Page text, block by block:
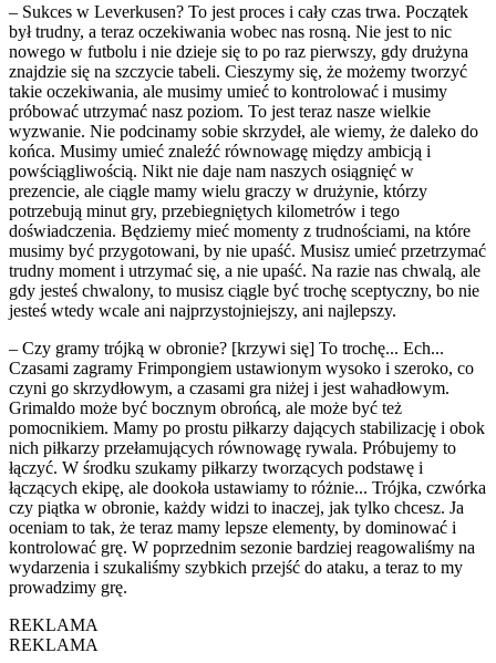
– Sukces w Leverkusen? To jest proces i cały czas trwa. Początek
był trudny, a teraz oczekiwania wobec nas rosną. Nie jest to nic
nowego w futbolu i nie dzieje się to po raz pierwszy, gdy drużyna
znajdzie się na szczycie tabeli. Cieszymy się, że możemy tworzyć
takie oczekiwania, ale musimy umieć to kontrolować i musimy
próbować utrzymać nasz poziom. To jest teraz nasze wielkie
wyzwanie. Nie podcinamy sobie skrzydeł, ale wiemy, że daleko do
końca. Musimy umieć znaleźć równowagę między ambicją i
powściągliwością. Nikt nie daje nam naszych osiągnięć w
prezencie, ale ciągle mamy wielu graczy w drużynie, którzy
potrzebują minut gry, przebiegniętych kilometrów i tego
doświadczenia. Będziemy mieć momenty z trudnościami, na które
musimy być przygotowani, by nie upaść. Musisz umieć przetrzymać
trudny moment i utrzymać się, a nie upaść. Na razie nas chwalą, ale
gdy jesteś chwalony, to musisz ciągle być trochę sceptyczny, bo nie
jesteś wtedy wcale ani najprzystojniejszy, ani najlepszy.
– Czy gramy trójką w obronie? [krzywi się] To trochę... Ech...
Czasami zagramy Frimpongiem ustawionym wysoko i szeroko, co
czyni go skrzydłowym, a czasami gra niżej i jest wahadłowym.
Grimaldo może być bocznym obrońcą, ale może być też
pomocnikiem. Mamy po prostu piłkarzy dających stabilizację i obok
nich piłkarzy przełamujących równowagę rywala. Próbujemy to
łączyć. W środku szukamy piłkarzy tworzących podstawę i
łączących ekipę, ale dookoła ustawiamy to różnie... Trójka, czwórka
czy piątka w obronie, każdy widzi to inaczej, jak tylko chcesz. Ja
oceniam to tak, że teraz mamy lepsze elementy, by dominować i
kontrolować grę. W poprzednim sezonie bardziej reagowaliśmy na
wydarzenia i szukaliśmy szybkich przejść do ataku, a teraz to my
prowadzimy grę.
REKLAMA
REKLAMA